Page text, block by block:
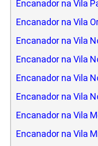
Encanador na Vila
Encanador na Vila
Encanador na Vila
Encanador na Vila
Encanador na Vila
Encanador na Vila
Encanador na Vila
Encanador na Vila